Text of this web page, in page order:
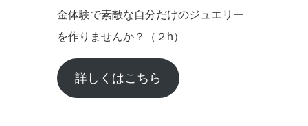
金体験で素敵な自分だけのジュエリー
を作りませんか？（２h）
詳しくはこちら